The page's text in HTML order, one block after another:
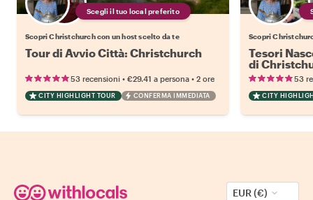
Scegli il tuo local preferito
Scopri Christchurch con un host scelto da te
Tour di Avvio Città: Christchurch
53 recensioni • €29.41 a persona • 2 ore
CITY HIGHLIGHT TOUR CONFERMA IMMEDIATA
Scopri
Tesori
di
53
CITY
EUR (€)